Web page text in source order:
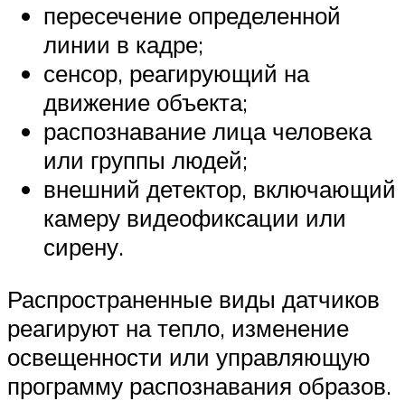
пересечение определенной
линии в кадре;
сенсор, реагирующий на
движение объекта;
распознавание лица человека
или группы людей;
внешний детектор, включающий
камеру видеофиксации или
сирену.
Распространенные виды датчиков
реагируют на тепло, изменение
освещенности или управляющую
программу распознавания образов.